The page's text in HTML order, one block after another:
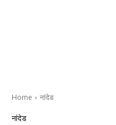
Home नांदेड
नांदेड